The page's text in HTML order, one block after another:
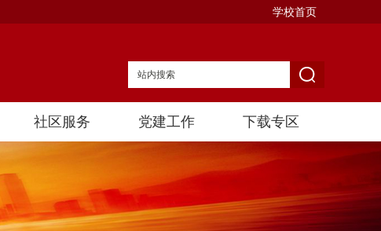
学校首页
社区服务 党建工作 下载专区